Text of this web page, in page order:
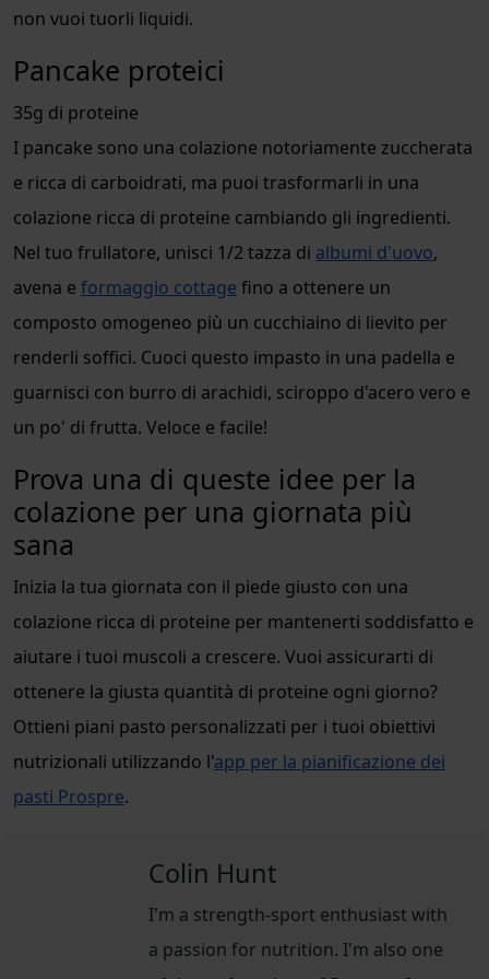
non vuoi tuorli liquidi.
Pancake proteici
35g di proteine
I pancake sono una colazione notoriamente zuccherata
e ricca di carboidrati, ma puoi trasformarli in una
colazione ricca di proteine cambiando gli ingredienti.
Nel tuo frullatore, unisci 1/2 tazza di albumi d'uovo,
avena e formaggio cottage fino a ottenere un
composto omogeneo più un cucchiaino di lievito per
renderli soffici. Cuoci questo impasto in una padella e
guarnisci con burro di arachidi, sciroppo d'acero vero e
un po' di frutta. Veloce e facile!
Prova una di queste idee per la
colazione per una giornata più
sana
Inizia la tua giornata con il piede giusto con una
colazione ricca di proteine per mantenerti soddisfatto e
aiutare i tuoi muscoli a crescere. Vuoi assicurarti di
ottenere la giusta quantità di proteine ogni giorno?
Ottieni piani pasto personalizzati per i tuoi obiettivi
nutrizionali utilizzando l'app per la pianificazione dei
pasti Prospre.
Colin Hunt
I'm a strength-sport enthusiast with
a passion for nutrition. I'm also one